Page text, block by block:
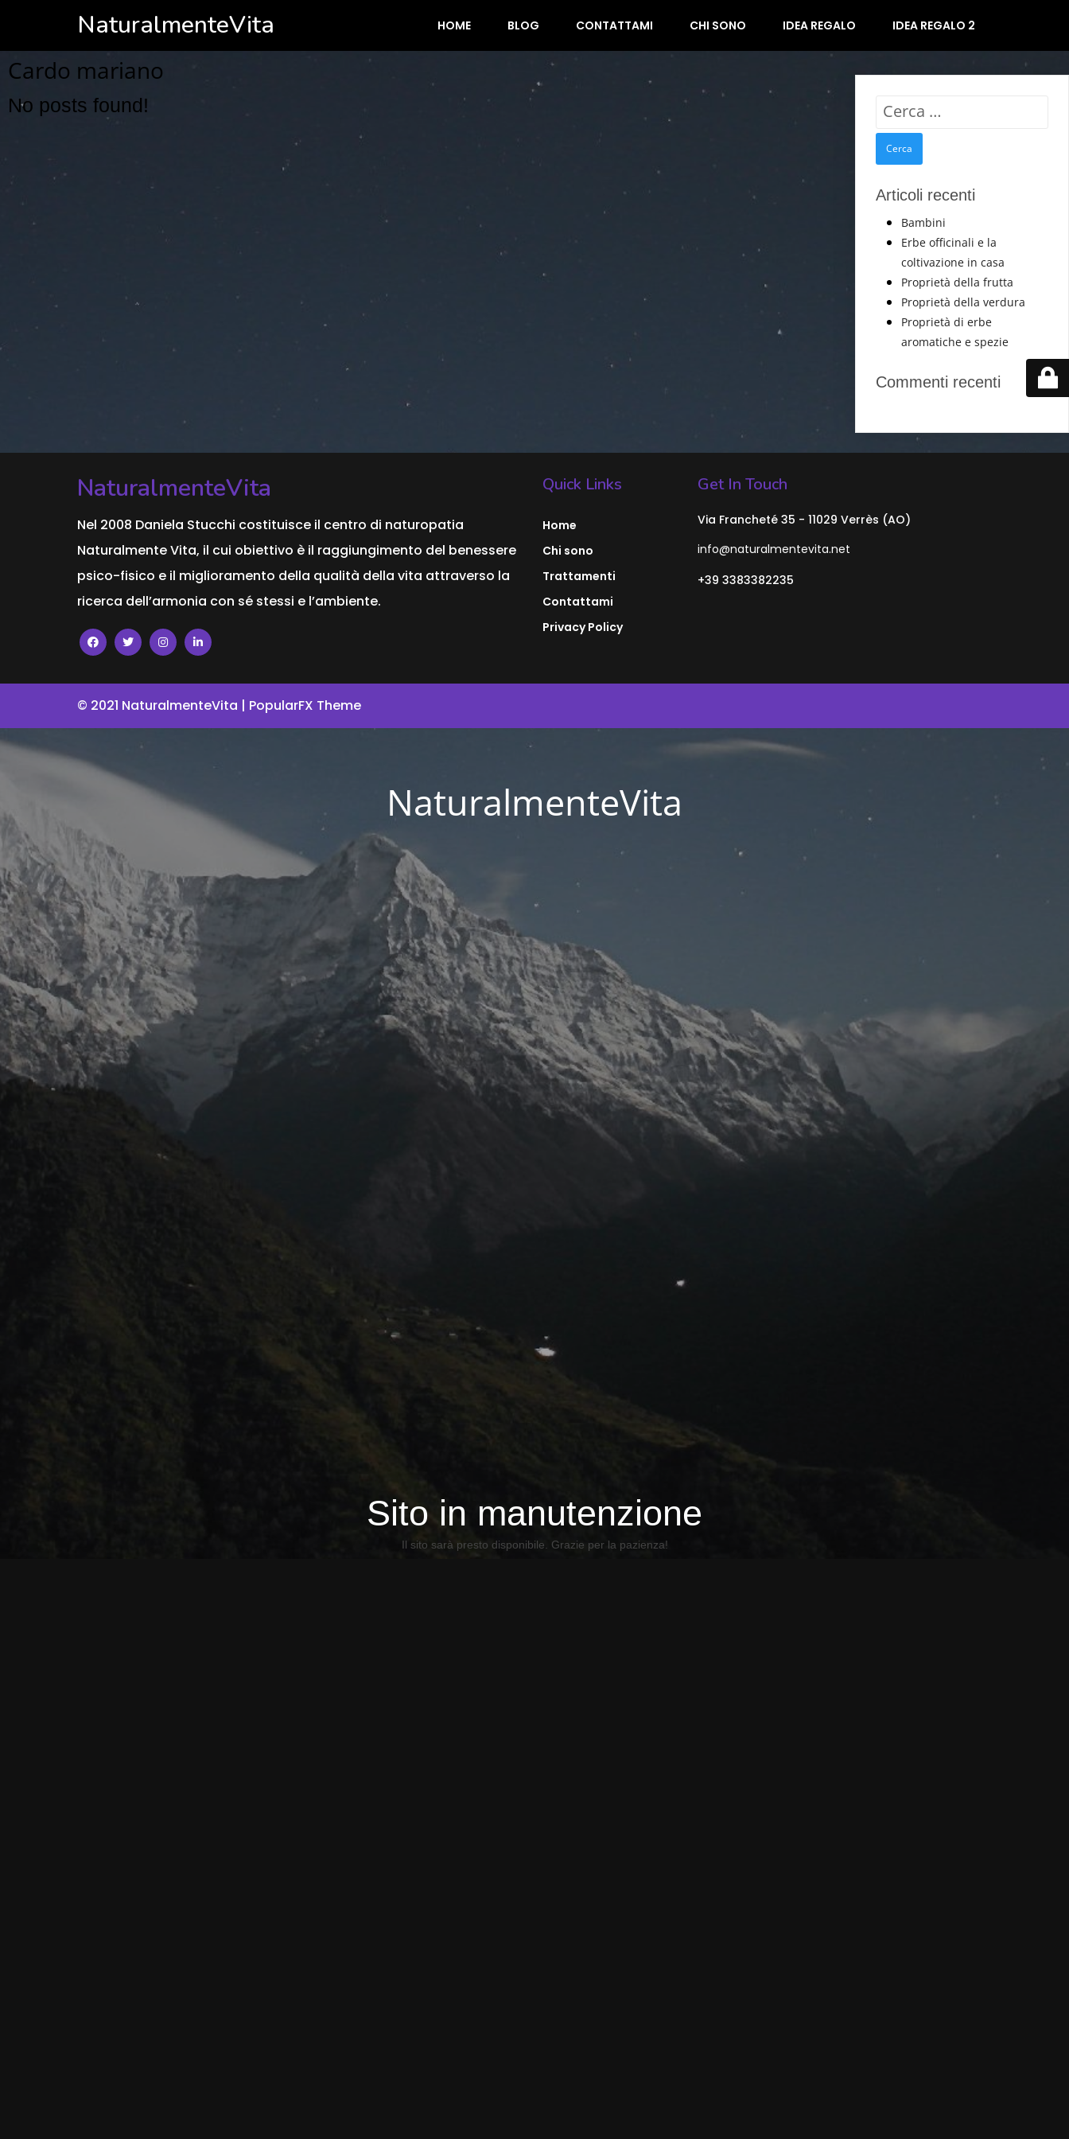
NaturalmenteVita HOME BLOG CONTATTAMI CHI SONO IDEA REGALO IDEA REGALO 2
Cardo mariano
No posts found! per:
Articoli recenti
Bambini
Erbe officinali e la
coltivazione in casa
Proprietà della frutta
Proprietà della verdura
Proprietà di erbe
aromatiche e spezie
Commenti recenti
NaturalmenteVita
Nel 2008 Daniela Stucchi costituisce il centro di naturopatia
Naturalmente Vita, il cui obiettivo è il raggiungimento del benessere
psico-fisico e il miglioramento della qualità della vita attraverso la
ricerca dell’armonia con sé stessi e l’ambiente.
Quick Links
Home
Chi sono
Trattamenti
Contattami
Privacy Policy
Get In Touch
Via Francheté 35 - 11029 Verrès (AO)
info@naturalmentevita.net
+39 3383382235
© 2021 NaturalmenteVita | PopularFX Theme
NaturalmenteVita
Sito in manutenzione
Il sito sarà presto disponibile. Grazie per la pazienza!